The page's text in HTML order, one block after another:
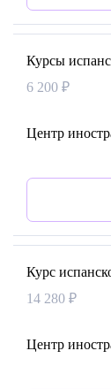
Курсы
6 200 ₽
Центр
Курс
14 280 ₽
Центр